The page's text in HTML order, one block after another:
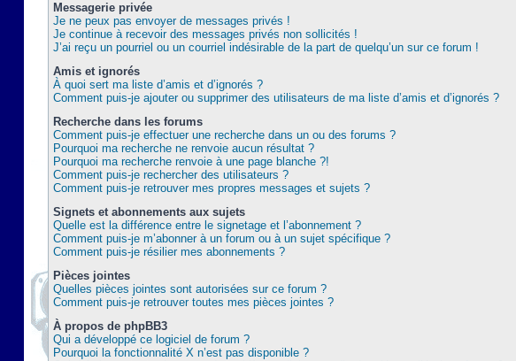
Messagerie privée
Je ne peux pas envoyer de messages privés !
Je continue à recevoir des messages privés non sollicités !
J’ai reçu un pourriel ou un courriel indésirable de la part de quelqu’un sur ce forum !
Amis et ignorés
À quoi sert ma liste d’amis et d’ignorés ?
Comment puis-je ajouter ou supprimer des utilisateurs de ma liste d’amis et d’ignorés ?
Recherche dans les forums
Comment puis-je effectuer une recherche dans un ou des forums ?
Pourquoi ma recherche ne renvoie aucun résultat ?
Pourquoi ma recherche renvoie à une page blanche ?!
Comment puis-je rechercher des utilisateurs ?
Comment puis-je retrouver mes propres messages et sujets ?
Signets et abonnements aux sujets
Quelle est la différence entre le signetage et l’abonnement ?
Comment puis-je m’abonner à un forum ou à un sujet spécifique ?
Comment puis-je résilier mes abonnements ?
Pièces jointes
Quelles pièces jointes sont autorisées sur ce forum ?
Comment puis-je retrouver toutes mes pièces jointes ?
À propos de phpBB3
Qui a développé ce logiciel de forum ?
Pourquoi la fonctionnalité X n’est pas disponible ?